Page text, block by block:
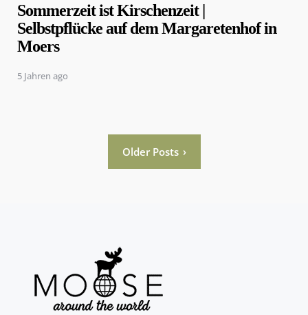
Sommerzeit ist Kirschenzeit |
Selbstpflücke auf dem Margaretenhof in
Moers
5 Jahren ago
SeitennummerierungOlder Posts